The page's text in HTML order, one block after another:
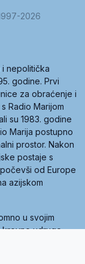
2026
nepolitička
godine. Prvi
za obraćenje i
Radio Marijom
su 1983. godine
Marija postupno
prostor. Nakon
postaje s
od Europe
azijskom
u svojim
krovne udruge
članica, među